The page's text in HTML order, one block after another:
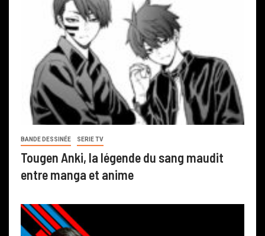
BANDE DESSINÉE SERIE TV
Tougen Anki, la légende du sang maudit
entre manga et anime